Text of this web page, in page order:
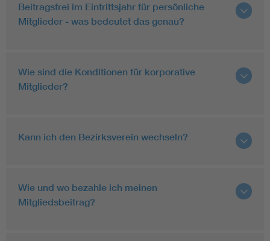
Beitragsfrei im Eintrittsjahr für persönliche
Mitglieder - was bedeutet das genau?
Wie sind die Konditionen für korporative
Mitglieder?
Kann ich den Bezirksverein wechseln?
Wie und wo bezahle ich meinen
Mitgliedsbeitrag?